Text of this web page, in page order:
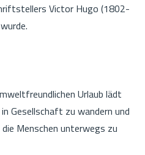
Victor Hugo (1802-
Urlaub lädt
Gesellschaft zu wandern und
Menschen unterwegs zu